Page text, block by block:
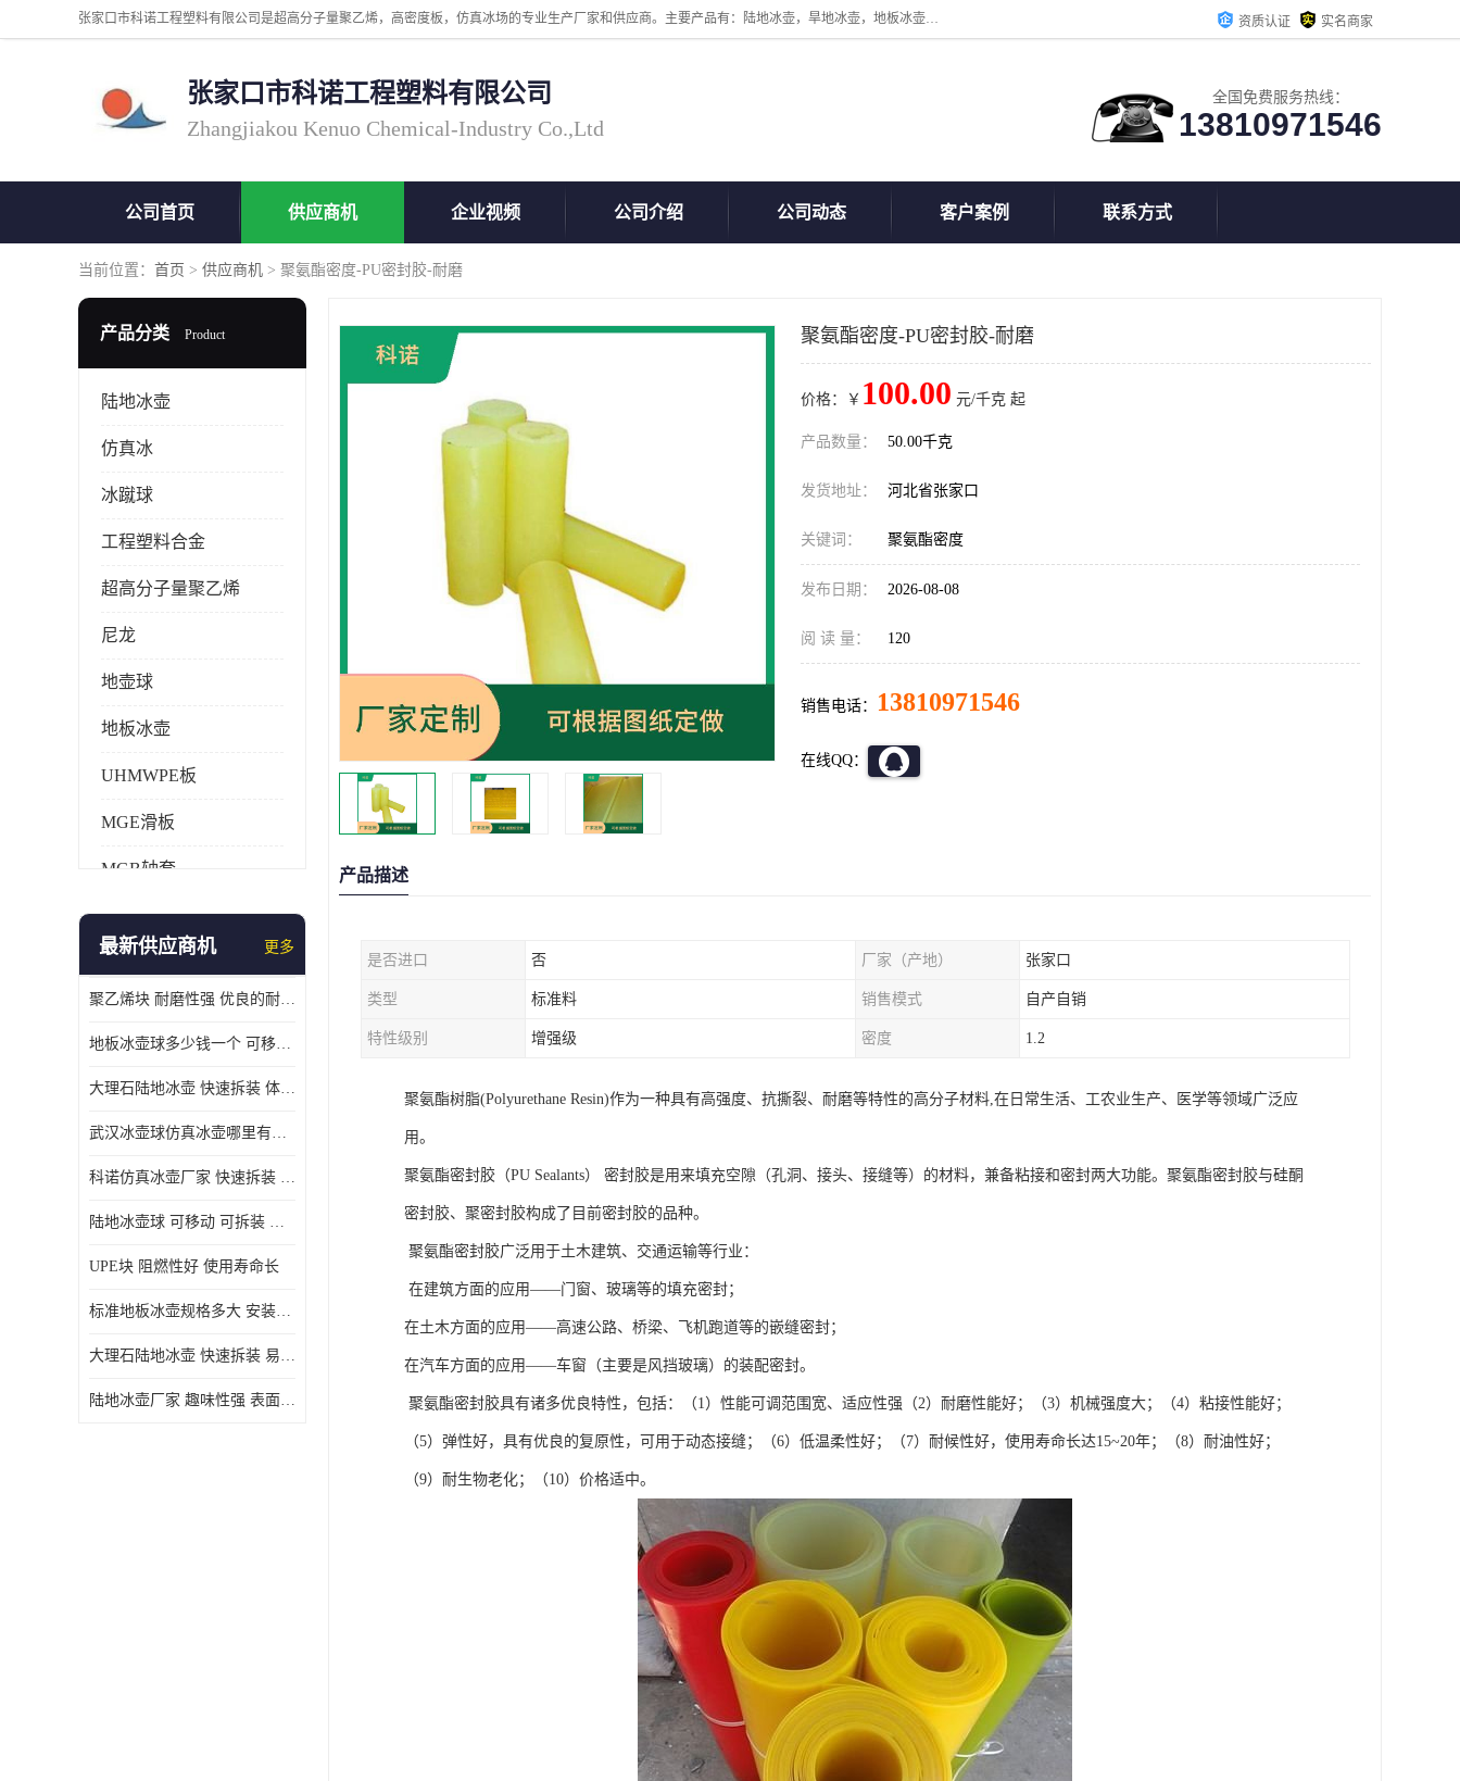
张家口市科诺工程塑料有限公司是超高分子量聚乙烯，高密度板，仿真冰场的专业生产厂家和供应商。主要产品有：陆地冰壶，旱地冰壶，地板冰壶，地壶球，仿真冰壶，仿真冰，冰蹴球，MGB轴套，MGE滑板，高密度板，仿真冰场等产品。欢迎有需要的朋友前来联系。 资质认证 实名商家
张家口市科诺工程塑料有限公司
Zhangjiakou Kenuo Chemical-Industry Co.,Ltd
全国免费服务热线：
13810971546
公司首页 供应商机 企业视频 公司介绍 公司动态 客户案例 联系方式
当前位置： 首页 > 供应商机 > 聚氨酯密度-PU密封胶-耐磨
产品分类 Product
陆地冰壶
仿真冰
冰蹴球
工程塑料合金
超高分子量聚乙烯
尼龙
地壶球
地板冰壶
UHMWPE板
MGE滑板
MGB轴套
旱地冰壶
MGA滑板滑块
MGE滑板滑块
最新供应商机 更多
聚乙烯块 耐磨性强 优良的耐低温
地板冰壶球多少钱一个 可移动 可拆装 滑行阻力小
大理石陆地冰壶 快速拆装 体积小 重量轻
武汉冰壶球仿真冰壶哪里有卖 趣味性强 体积小 重量轻
科诺仿真冰壶厂家 快速拆装 不受季节影响
陆地冰壶球 可移动 可拆装 表面具有自润滑功能
UPE块 阻燃性好 使用寿命长
标准地板冰壶规格多大 安装简单 方便携带和存储
大理石陆地冰壶 快速拆装 易于学习和掌握
陆地冰壶厂家 趣味性强 表面具有自润滑功能
聚氨酯密度-PU密封胶-耐磨
价格：￥ 100.00 元/千克 起
产品数量： 50.00千克
发货地址： 河北省张家口
关键词： 聚氨酯密度
发布日期： 2026-08-08
阅 读 量： 120
销售电话： 13810971546
在线QQ：
产品描述
是否进口 否 厂家（产地） 张家口
类型 标准料 销售模式 自产自销
特性级别 增强级 密度 1.2
聚氨酯树脂(Polyurethane Resin)作为一种具有高强度、抗撕裂、耐磨等特性的高分子材料,在日常生活、工农业生产、医学等领域广泛应
用。
聚氨酯密封胶（PU Sealants） 密封胶是用来填充空隙（孔洞、接头、接缝等）的材料，兼备粘接和密封两大功能。聚氨酯密封胶与硅酮
密封胶、聚密封胶构成了目前密封胶的品种。
聚氨酯密封胶广泛用于土木建筑、交通运输等行业：
在建筑方面的应用——门窗、玻璃等的填充密封；
在土木方面的应用——高速公路、桥梁、飞机跑道等的嵌缝密封；
在汽车方面的应用——车窗（主要是风挡玻璃）的装配密封。
聚氨酯密封胶具有诸多优良特性，包括：（1）性能可调范围宽、适应性强（2）耐磨性能好；（3）机械强度大；（4）粘接性能好；
（5）弹性好，具有优良的复原性，可用于动态接缝；（6）低温柔性好；（7）耐候性好，使用寿命长达15~20年；（8）耐油性好；
（9）耐生物老化；（10）价格适中。